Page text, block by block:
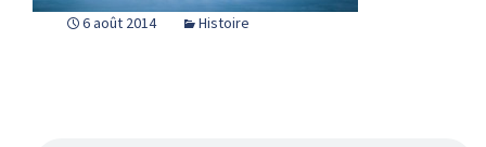
6 août 2014 Histoire